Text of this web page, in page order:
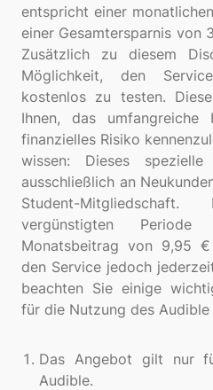
entspricht einer
einer Gesamtersparnis von
Zusätzlich zu diesem
Möglichkeit, den
kostenlos zu testen.
Ihnen, das umfangreiche
finanzielles Risiko
wissen: Dieses
ausschließlich an
Student-
vergünstigten
Monatsbeitrag von 9,95
den Service jedoch
beachten Sie einige
für die Nutzung des Audible
Das Angebot gilt nur
Audible.